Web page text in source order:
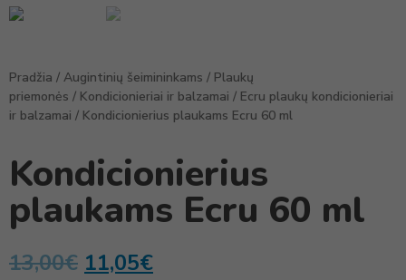
Pradžia / Augintinių šeimininkams / Plaukų
priemonės / Kondicionieriai ir balzamai / Ecru plaukų kondicionieriai
ir balzamai / Kondicionierius plaukams Ecru 60 ml
Kondicionierius
plaukams Ecru 60 ml
13,00€ 11,05€